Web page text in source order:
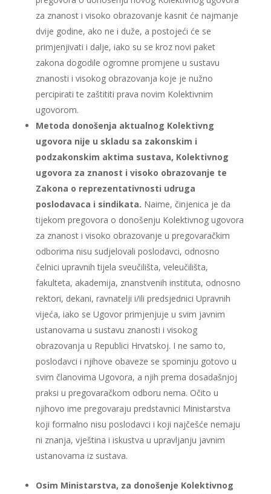
za znanost i visoko obrazovanje kasnit će najmanje
dvije godine, ako ne i duže, a postojeći će se
primjenjivati i dalje, iako su se kroz novi paket
zakona dogodile ogromne promjene u sustavu
znanosti i visokog obrazovanja koje je nužno
percipirati te zaštititi prava novim Kolektivnim
ugovorom.
Metoda donošenja aktualnog Kolektivng
ugovora nije u skladu sa zakonskim i
podzakonskim aktima sustava, Kolektivnog
ugovora za znanost i visoko obrazovanje te
Zakona o reprezentativnosti udruga
poslodavaca i sindikata. Naime, činjenica je da
tijekom pregovora o donošenju Kolektivnog ugovora
za znanost i visoko obrazovanje u pregovaračkim
odborima nisu sudjelovali poslodavci, odnosno
čelnici upravnih tijela sveučilišta, veleučilišta,
fakulteta, akademija, znanstvenih instituta, odnosno
rektori, dekani, ravnatelji i/ili predsjednici Upravnih
vijeća, iako se Ugovor primjenjuje u svim javnim
ustanovama u sustavu znanosti i visokog
obrazovanja u Republici Hrvatskoj. I ne samo to,
poslodavci i njihove obaveze se spominju gotovo u
svim članovima Ugovora, a njih prema dosadašnjoj
praksi u pregovaračkom odboru nema. Očito u
njihovo ime pregovaraju predstavnici Ministarstva
koji formalno nisu poslodavci i koji najčešće nemaju
ni znanja, vještina i iskustva u upravljanju javnim
ustanovama iz sustava.
Osim Ministarstva, za donošenje Kolektivnog